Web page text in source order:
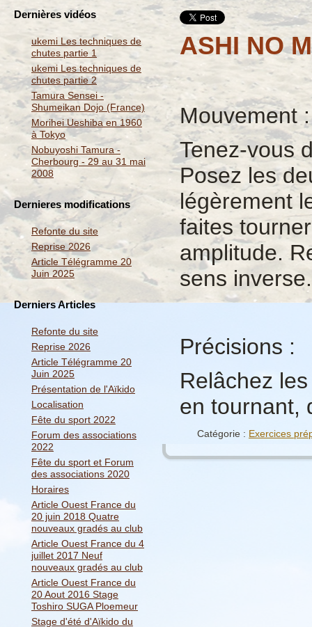
Dernières vidéos
ukemi Les techniques de
chutes partie 1
ukemi Les techniques de
chutes partie 2
Tamura Sensei -
Shumeikan Dojo (France)
Morihei Ueshiba en 1960
à Tokyo
Nobuyoshi Tamura -
Cherbourg - 29 au 31 mai
2008
Dernieres modifications
Refonte du site
Reprise 2026
Article Télégramme 20
Juin 2025
Derniers Articles
Refonte du site
Reprise 2026
Article Télégramme 20
Juin 2025
Présentation de l'Aïkido
Localisation
Fête du sport 2022
Forum des associations
2022
Fête du sport et Forum
des associations 2020
Horaires
Article Ouest France du
20 juin 2018 Quatre
nouveaux gradés au club
Article Ouest France du 4
juillet 2017 Neuf
nouveaux gradés au club
Article Ouest France du
20 Aout 2016 Stage
Toshiro SUGA Ploemeur
Stage d'été d'Aïkido du
ASHI NO
Mouvement :
Tenez-vous
Posez les
légèrement
faites
amplitude.
sens inverse.
Précisions :
Relâchez
en tournant,
Catégorie : Exercices